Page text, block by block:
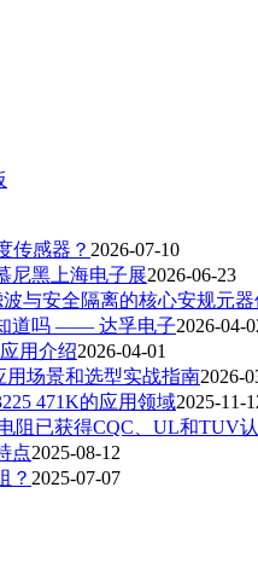
传感器？ 2026-07-10
尼黑上海电子展2026-06-23
与安全隔离的核心安规元器
道吗 —— 达孚电子2026-04-
用介绍2026-04-01
场景和选型实战指南2026-
471K的应用领域2025-11-
阻已获得CQC、UL和TUV
点2025-08-12
？ 2025-07-07